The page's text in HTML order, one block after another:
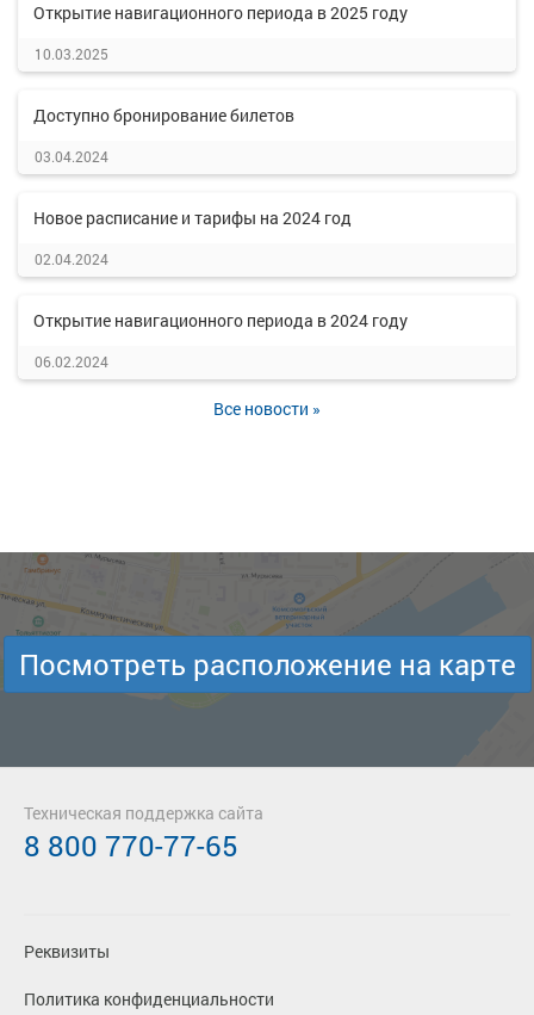
Открытие навигационного периода в 2025 году
10.03.2025
Доступно бронирование билетов
03.04.2024
Новое расписание и тарифы на 2024 год
02.04.2024
Открытие навигационного периода в 2024 году
06.02.2024
Все новости »
Посмотреть расположение на карте
Реквизиты
Политика конфиденциальности
Техническая поддержка сайта
8 800 770-77-65